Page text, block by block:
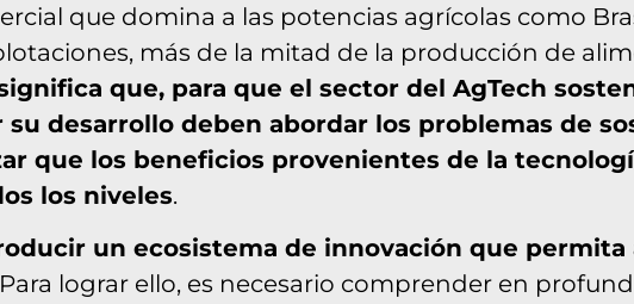
que domina a las potencias agrícolas como
más de la mitad de la producción de
que, para que el sector del AgTech
desarrollo deben abordar los problemas de
que los beneficios provenientes de la
los niveles.
un ecosistema de innovación que permita
lograr ello, es necesario comprender en